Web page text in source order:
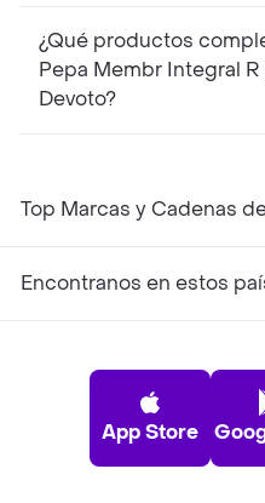
¿Qué productos
Pepa Membr Integral
Devoto?
Top Marcas y Cadenas
Encontranos en estos
App Store